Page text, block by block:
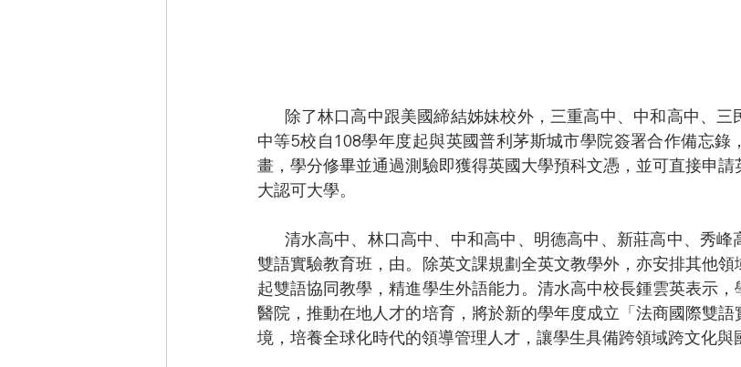
中等5校自108學年度起與英國普利茅斯城市學院簽署合作備忘錄
畫，學分修畢並通過測驗即獲得英國大學預科文憑，並可直接申
大認可大學。
雙語實驗教育班，由。除英文課規劃全英文教學外，亦安排其他
起雙語協同教學，精進學生外語能力。清水高中校長鍾雲英表示
醫院，推動在地人才的培育，將於新的學年度成立「法商國際雙
境，培養全球化時代的領導管理人才，讓學生具備跨領域跨文化與